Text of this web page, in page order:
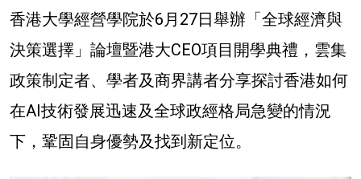
香港大學經營學院於6月27日舉辦「全球經濟與
決策選擇」論壇暨港大CEO項目開學典禮 ，雲集
政策制定者、學者及商界講者分享探討香港如何
在AI技術發展迅速及全球政經格局急變的情況
下，鞏固自身優勢及找到新定位。